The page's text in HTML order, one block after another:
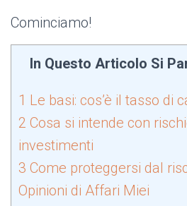
Cominciamo!
In Questo Articolo Si
1 Le basi: cos’è il tasso di
2 Cosa si intende con
investimenti
3 Come proteggersi dal
Opinioni di Affari Miei